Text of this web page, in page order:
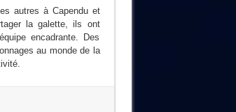
autres à Capendu et
la galette, ils ont
encadrante. Des
au monde de la